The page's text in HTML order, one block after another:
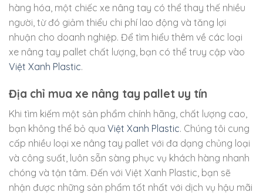
hàng hóa, một chiếc xe nâng tay có thể thay thế nhiều
người, từ đó giảm thiểu chi phí lao động và tăng lợi
nhuận cho doanh nghiệp. Để tìm hiểu thêm về các loại
xe nâng tay pallet chất lượng, bạn có thể truy cập vào
Việt Xanh Plastic.
Địa chỉ mua xe nâng tay pallet uy tín
Khi tìm kiếm một sản phẩm chính hãng, chất lượng cao,
bạn không thể bỏ qua Việt Xanh Plastic. Chúng tôi cung
cấp nhiều loại xe nâng tay pallet với đa dạng chủng loại
và công suất, luôn sẵn sàng phục vụ khách hàng nhanh
chóng và tận tâm. Đến với Việt Xanh Plastic, bạn sẽ
nhận được những sản phẩm tốt nhất với dịch vụ hậu mãi